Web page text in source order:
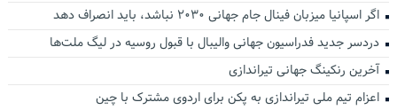
اگر اسپانیا میزبان فینال جام جهانی ۲۰۳۰ نباشد، باید انصراف دهد
دردسر جدید فدراسیون جهانی والیبال با قبول روسیه در لیگ ملت‌ها
آخرین رنکینگ جهانی تیراندازی
اعزام تیم ملی تیراندازی به پکن برای اردوی مشترک با چین